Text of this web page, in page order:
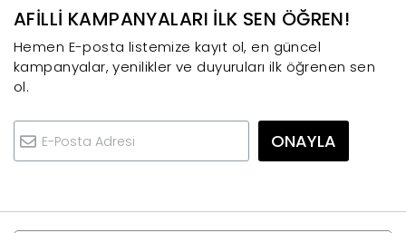
AFİLLİ KAMPANYALARI İLK SEN ÖĞREN!
Hemen E-posta listemize kayıt ol, en güncel
kampanyalar, yenilikler ve duyuruları ilk öğrenen sen
ol.
ONAYLA